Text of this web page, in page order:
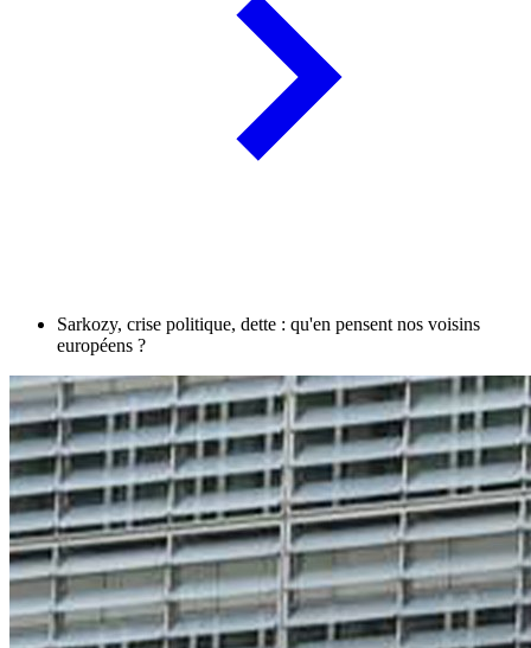
Sarkozy, crise politique, dette : qu'en pensent nos voisins
européens ?